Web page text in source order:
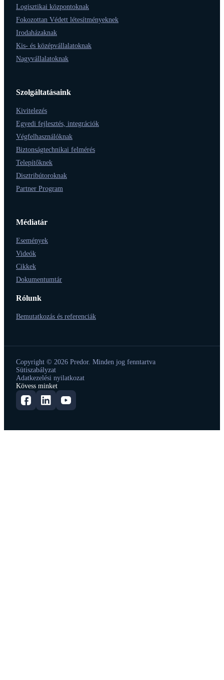
Logisztikai központoknak
Fokozottan Védett létesítményeknek
Irodaházaknak
Kis- és középvállalatoknak
Nagyvállalatoknak
Szolgáltatásaink
Kivitelezés
Egyedi fejlesztés, integrációk
Végfelhasználóknak
Biztonságtechnikai felmérés
Telepítőknek
Disztribútoroknak
Partner Program
Médiatár
Események
Videók
Cikkek
Dokumentumtár
Rólunk
Bemutatkozás és referenciák
Copyright © 2026 Predor. Minden jog fenntartva
Sütiszabályzat
Adatkezelési nyilatkozat
Kövess minket